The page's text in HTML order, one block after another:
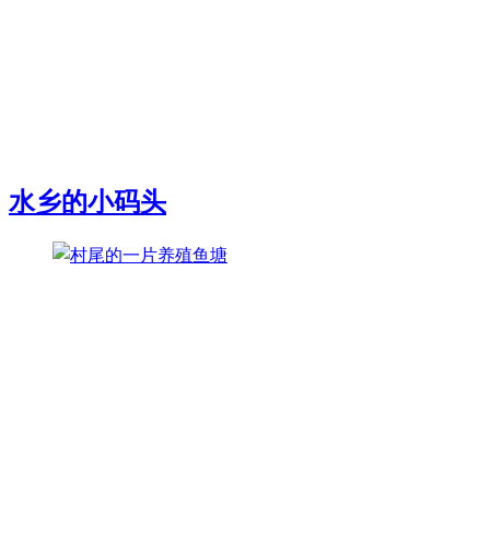
水乡的小码头